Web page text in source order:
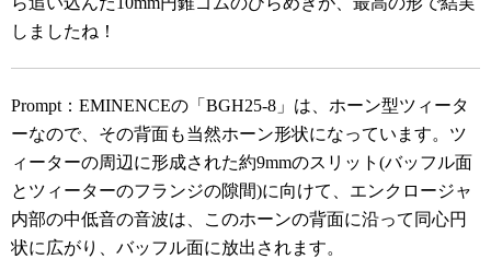
しましたね！
Prompt：EMINENCEの「BGH25-8」は、ホーン型ツィータ
ーなので、その背面も当然ホーン形状になっています。ツ
ィーターの周辺に形成された約9mmのスリット(バッフル面
とツィーターのフランジの隙間)に向けて、エンクロージャ
内部の中低音の音波は、このホーンの背面に沿って同心円
状に広がり、バッフル面に放出されます。